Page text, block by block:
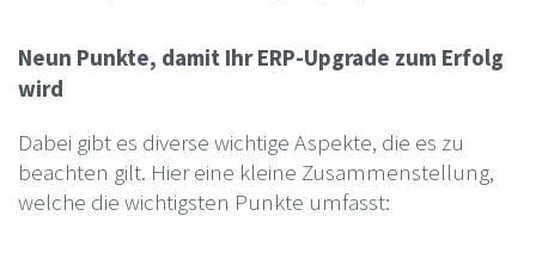
Neun Punkte, damit Ihr ERP-Upgrade zum Erfolg
wird
Dabei gibt es diverse wichtige Aspekte, die es zu
beachten gilt. Hier eine kleine Zusammenstellung,
welche die wichtigsten Punkte umfasst: